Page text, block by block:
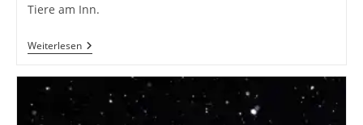
Tiere am Inn.
WeiterlesenMit
Dem
Unterwegs